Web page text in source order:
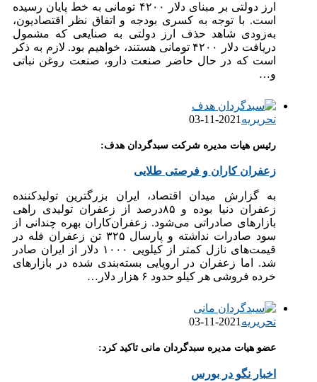
ارز دولتی بر مبنای دلار ۴۲۰۰ تومانی به خط پایان رسیده
است. با توجه به کسری بودجه و اتفاق نظر اقتصادیون،
به‌زودی شاهد حذف ارز دولتی به صنایعی که مشمول
دریافت دلار ۴۲۰۰ تومانی هستند، خواهیم بود. لازم به ذکر
است که در حال حاضر صنعت دارو، صنعت روغن نباتی
و…
تحریریه 2021-11-03
رئیس هیات مدیره شرکت سبدگردان هدف:
زعفران کاران و فرصتی طلایی
به گزارش میدان اقتصاد، ایران بزرگترین تولیدکننده
زعفران دنیا بوده و ۸۵درصد از زعفران تولیدی راهی
بازارهای صادراتی می‌شود. زعفران‌کاران بهره چندانی از
سود صادرات نداشته و پارسال ۳۲۵ تن زعفران فله در
قیمت‌های نازل کمتر از کیلویی ۱۰۰۰ دلار از ایران صادر
شد. اما زعفران در اروپایی بسته‌بندی شده در بازارهای
خرده فروشی هر کیلو حدود ۶ هزار دلار…
تحریریه2021-11-03
عضو هیات مدیره سبدگردان مانی تاکید کرد:
اخبار نگو در بورس